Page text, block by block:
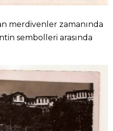
merdivenler zamanında
sembolleri arasında